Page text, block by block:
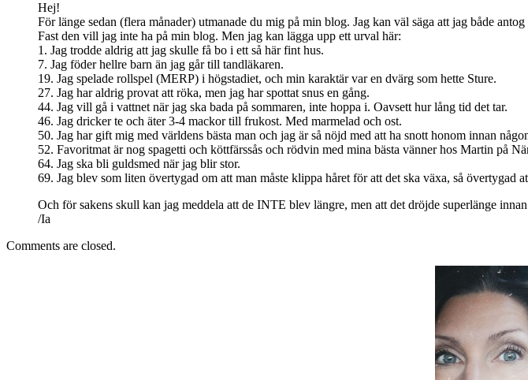
Hej!
För länge sedan (flera månader) utmanade du mig på min blog. Jag kan väl säga att jag både
Fast den vill jag inte ha på min blog. Men jag kan lägga upp ett urval här:
1. Jag trodde aldrig att jag skulle få bo i ett så här fint hus.
7. Jag föder hellre barn än jag går till tandläkaren.
19. Jag spelade rollspel (MERP) i högstadiet, och min karaktär var en dvärg som hette Sture.
27. Jag har aldrig provat att röka, men jag har spottat snus en gång.
44. Jag vill gå i vattnet när jag ska bada på sommaren, inte hoppa i. Oavsett hur lång tid det tar.
46. Jag dricker te och äter 3-4 mackor till frukost. Med marmelad och ost.
50. Jag har gift mig med världens bästa man och jag är så nöjd med att ha snott honom innan
52. Favoritmat är nog spagetti och köttfärssås och rödvin med mina bästa vänner hos Martin på
64. Jag ska bli guldsmed när jag blir stor.
69. Jag blev som liten övertygad om att man måste klippa håret för att det ska växa, så
Och för sakens skull kan jag meddela att de INTE blev längre, men att det dröjde superlänge
/Ia
Comments are closed.